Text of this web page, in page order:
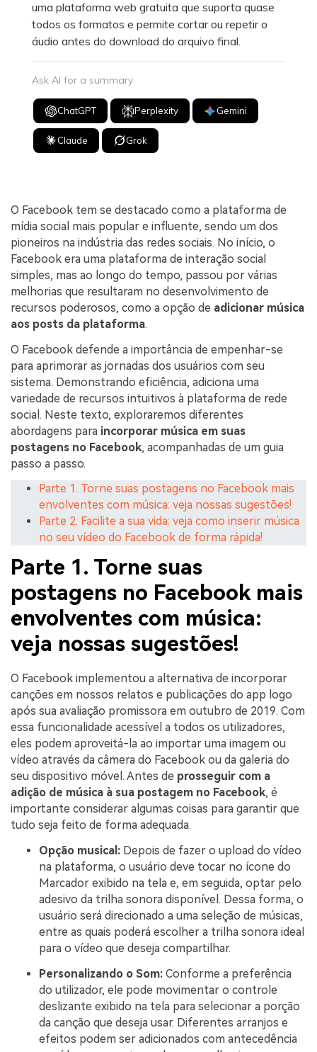
uma plataforma web gratuita que suporta quase
todos os formatos e permite cortar ou repetir o
áudio antes do download do arquivo final.
Ask AI for a summary
ChatGPT Perplexity Gemini
Claude Grok
O Facebook tem se destacado como a plataforma de
mídia social mais popular e influente, sendo um dos
pioneiros na indústria das redes sociais. No início, o
Facebook era uma plataforma de interação social
simples, mas ao longo do tempo, passou por várias
melhorias que resultaram no desenvolvimento de
recursos poderosos, como a opção de adicionar música
aos posts da plataforma.
O Facebook defende a importância de empenhar-se
para aprimorar as jornadas dos usuários com seu
sistema. Demonstrando eficiência, adiciona uma
variedade de recursos intuitivos à plataforma de rede
social. Neste texto, exploraremos diferentes
abordagens para incorporar música em suas
postagens no Facebook, acompanhadas de um guia
passo a passo.
Parte 1. Torne suas postagens no Facebook mais
envolventes com música: veja nossas sugestões!
Parte 2. Facilite a sua vida: veja como inserir música
no seu vídeo do Facebook de forma rápida!
Parte 1. Torne suas
postagens no Facebook mais
envolventes com música:
veja nossas sugestões!
O Facebook implementou a alternativa de incorporar
canções em nossos relatos e publicações do app logo
após sua avaliação promissora em outubro de 2019. Com
essa funcionalidade acessível a todos os utilizadores,
eles podem aproveitá-la ao importar uma imagem ou
vídeo através da câmera do Facebook ou da galeria do
seu dispositivo móvel. Antes de prosseguir com a
adição de música à sua postagem no Facebook, é
importante considerar algumas coisas para garantir que
tudo seja feito de forma adequada.
Opção musical: Depois de fazer o upload do vídeo
na plataforma, o usuário deve tocar no ícone do
Marcador exibido na tela e, em seguida, optar pelo
adesivo da trilha sonora disponível. Dessa forma, o
usuário será direcionado a uma seleção de músicas,
entre as quais poderá escolher a trilha sonora ideal
para o vídeo que deseja compartilhar.
Personalizando o Som: Conforme a preferência
do utilizador, ele pode movimentar o controle
deslizante exibido na tela para selecionar a porção
da canção que deseja usar. Diferentes arranjos e
efeitos podem ser adicionados com antecedência